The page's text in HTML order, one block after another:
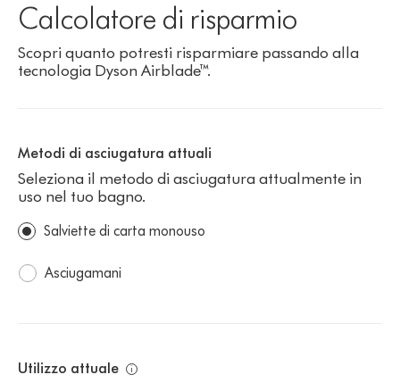
Calcolatore di risparmio
Scopri quanto potresti risparmiare passando alla
tecnologia Dyson Airblade™.
Metodi di asciugatura attuali
Seleziona il metodo di asciugatura attualmente in
uso nel tuo bagno.
Metodi
di
Si
Salviette di carta monouso
Asciugamani
Utilizzo attuale.